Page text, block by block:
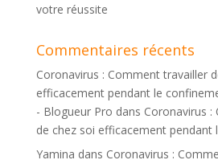
votre réussite
Commentaires récents
Coronavirus : Comment travailler
efficacement pendant le
- Blogueur Pro dans Coronavirus
de chez soi efficacement pendant
Yamina dans Coronavirus :